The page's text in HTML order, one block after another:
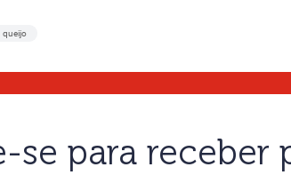
queijo
se para receber